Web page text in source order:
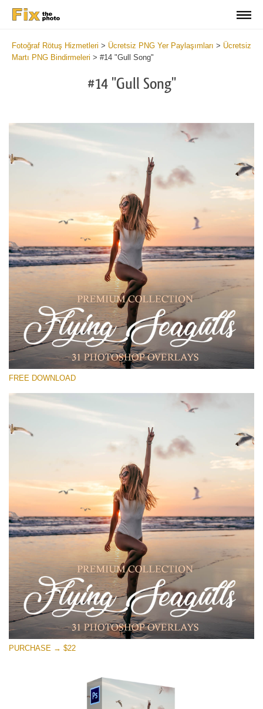
Fotoğraf Rötuş Hizmetleri > Ücretsiz PNG Yer Paylaşımları > Ücretsiz
Martı PNG Bindirmeleri > #14 "Gull Song"
#14 "Gull Song"
Lütfen seçin
Free PNG Overlay #14
Small 800*533px
Flying Seagulls
(31 Overlays)
Light Sparkling
(740 Overlays)
(1783 Overlays)
Large 6000*4000px
Ücretsiz indirin
FREE DOWNLOAD
PURCHASE → $22